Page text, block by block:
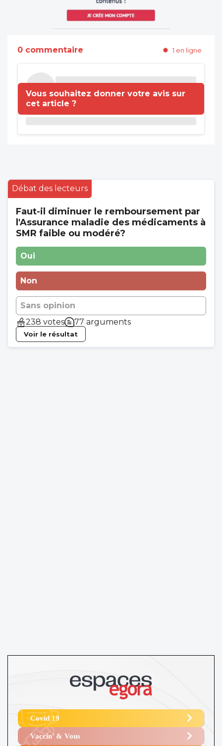
0 commentaire 1 en ligne
Vous souhaitez donner votre avis sur
cet article ?
Débat des lecteurs
Faut-il diminuer le remboursement par
l'Assurance maladie des médicaments à
SMR faible ou modéré?
Oui
Non
Sans opinion
238 votes
77 arguments
Voir le résultat
Covid 19
Vaccin’ & Vous